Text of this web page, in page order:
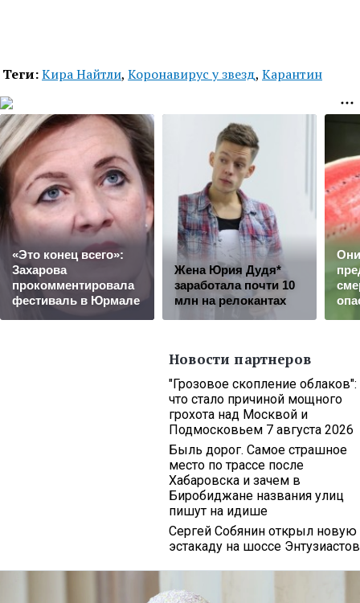
Теги:Кира Найтли, Коронавирус у звезд, Карантин
«Это конец всего»:
Захарова
прокомментировала
фестиваль в Юрмале
Жена Юрия Дудя*
заработала почти 10
млн на релокантах
Новости партнеров
"Грозовое скопление облаков":
что стало причиной мощного
грохота над Москвой и
Подмосковьем 7 августа 2026
Быль дорог. Самое страшное
место по трассе после
Хабаровска и зачем в
Биробиджане названия улиц
пишут на идише
Сергей Собянин открыл новую
эстакаду на шоссе Энтузиастов